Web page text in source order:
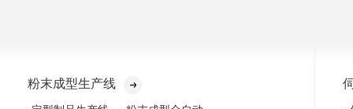
粉末成型生产线